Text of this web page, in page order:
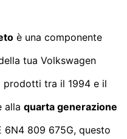
è una componente
tua Volkswagen
prodotti tra il 1994 e il
alla quarta generazione
6N4 809 675G, questo